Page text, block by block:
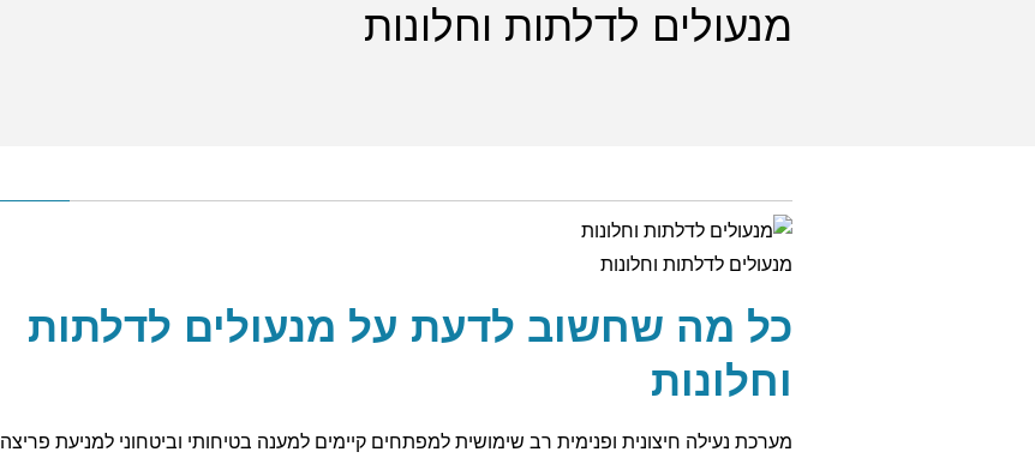
מנעולים לדלתות וחלונות
מנעולים לדלתות וחלונות
כל מה שחשוב לדעת על מנעולים לדלתות
וחלונות
מערכת נעילה חיצונית ופנימית רב שימושית למפתחים קיימים למענה בטיחותי וביטחוני למניעת פריצה